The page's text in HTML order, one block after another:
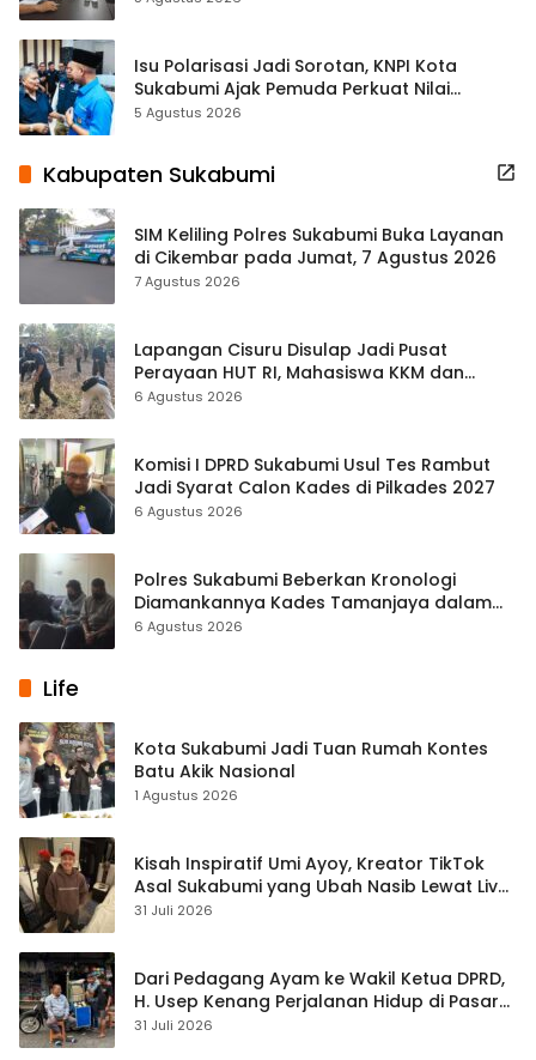
Isu Polarisasi Jadi Sorotan, KNPI Kota
Sukabumi Ajak Pemuda Perkuat Nilai
Kebangsaan
5 Agustus 2026
Kabupaten Sukabumi
SIM Keliling Polres Sukabumi Buka Layanan
di Cikembar pada Jumat, 7 Agustus 2026
7 Agustus 2026
Lapangan Cisuru Disulap Jadi Pusat
Perayaan HUT RI, Mahasiswa KKM dan
Warga Satukan Tenaga
6 Agustus 2026
Komisi I DPRD Sukabumi Usul Tes Rambut
Jadi Syarat Calon Kades di Pilkades 2027
6 Agustus 2026
Polres Sukabumi Beberkan Kronologi
Diamankannya Kades Tamanjaya dalam
Kasus Sabu
6 Agustus 2026
Life
Kota Sukabumi Jadi Tuan Rumah Kontes
Batu Akik Nasional
1 Agustus 2026
Kisah Inspiratif Umi Ayoy, Kreator TikTok
Asal Sukabumi yang Ubah Nasib Lewat Live
Streaming
31 Juli 2026
Dari Pedagang Ayam ke Wakil Ketua DPRD,
H. Usep Kenang Perjalanan Hidup di Pasar
Cisaat
31 Juli 2026